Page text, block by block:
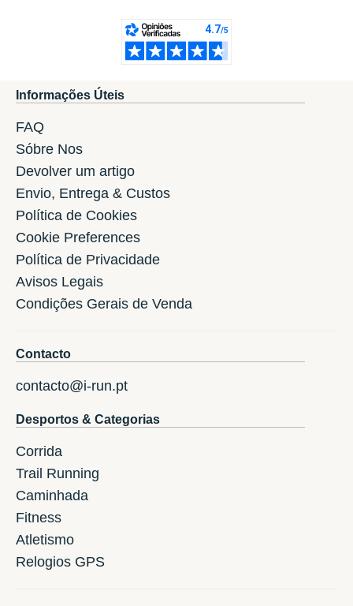
Informações Úteis
FAQ
Sóbre Nos
Devolver um artigo
Envio, Entrega & Custos
Política de Cookies
Cookie Preferences
Política de Privacidade
Avisos Legais
Condições Gerais de Venda
Contacto
contacto@i-run.pt
Desportos & Categorias
Corrida
Trail Running
Caminhada
Fitness
Atletismo
Relogios GPS